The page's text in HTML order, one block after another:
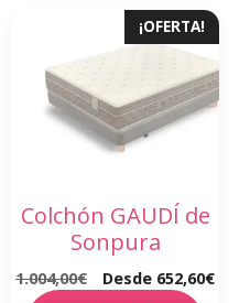
¡OFERTA!
Colchón GAUDÍ de
Sonpura
1.004,00€ Desde 652,60€